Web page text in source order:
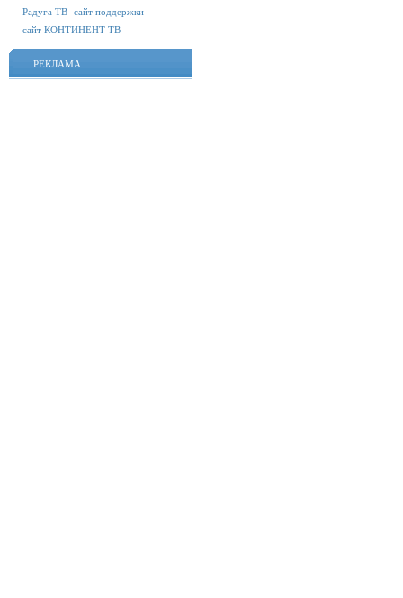
Радуга ТВ- сайт поддержки
сайт КОНТИНЕНТ ТВ
РЕКЛАМА